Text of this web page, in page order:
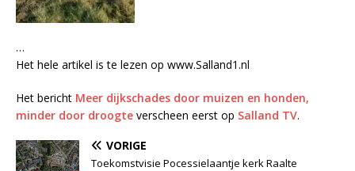
…
Het hele artikel is te lezen op www.Salland1.nl
Het bericht Meer dijkschades door muizen en honden,
minder door droogte verscheen eerst op Salland TV.
VORIGE
Toekomstvisie Pocessielaantje kerk Raalte